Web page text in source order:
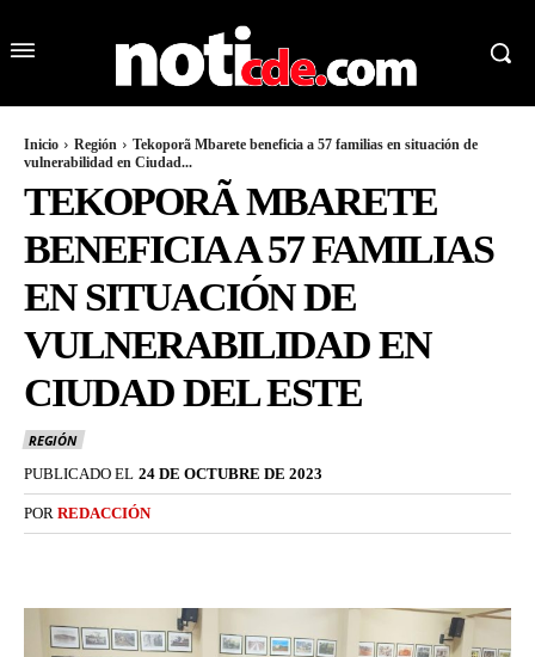
Inicio Región
Tekoporã Mbarete beneficia a 57 familias en situación de
vulnerabilidad en Ciudad...
TEKOPORÃ MBARETE
BENEFICIA A 57 FAMILIAS
EN SITUACIÓN DE
VULNERABILIDAD EN
CIUDAD DEL ESTE
REGIÓN
PUBLICADO EL 24 DE OCTUBRE DE 2023
POR REDACCIÓN